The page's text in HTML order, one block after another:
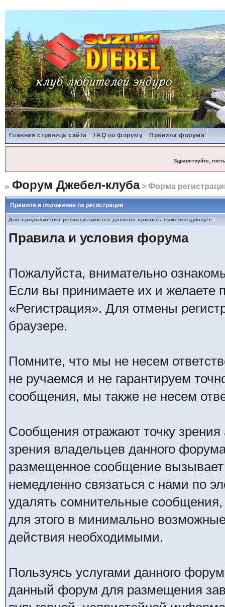
Главная страница сайта FAQ по форуму Правила форума
Здравствуйте, гость
Форум Джебел-клуба> Форма
Правила и положения по регистрации
Для продолжения регистрации вы должны принять нижеследующее:
Правила и условия форума
Пожалуйста, внимательно
Если вы принимаете их и желаете
«Регистрация». Для отмены
браузере.
Помните, что мы не несем
не ручаемся и не гарантируем
сообщения, мы также не несем
Сообщения отражают точку зрения
зрения владельцев данного
размещенное сообщение
немедленно связаться с нами по
удалять сомнительные
для этого в минимально
действия необходимыми.
Пользуясь услугами данного
данный форум для размещения